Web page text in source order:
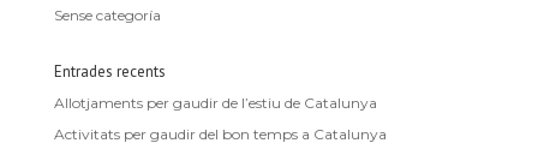
Sense categoría
Entrades recents
Allotjaments per gaudir de l’estiu de Catalunya
Activitats per gaudir del bon temps a Catalunya